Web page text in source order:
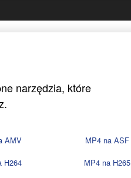
narzędzia, które
AMV
MP4 na ASF
H264
MP4 na H265